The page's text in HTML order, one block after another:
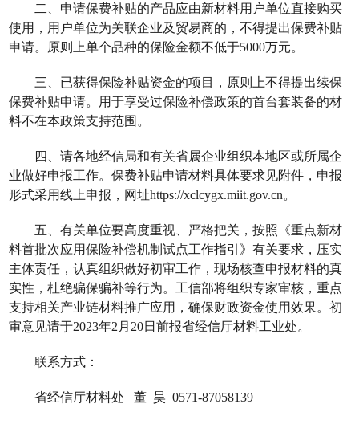
二、申请保费补贴的产品应由新材料用户单位直接购买
使用，用户单位为关联企业及贸易商的，不得提出保费补贴
申请。原则上单个品种的保险金额不低于5000万元。
三、已获得保险补贴资金的项目，原则上不得提出续保
保费补贴申请。用于享受过保险补偿政策的首台套装备的材
料不在本政策支持范围。
四、请各地经信局和有关省属企业组织本地区或所属企
业做好申报工作。保费补贴申请材料具体要求见附件，申报
形式采用线上申报，网址https://xclcygx.miit.gov.cn。
五、有关单位要高度重视、严格把关，按照《重点新材
料首批次应用保险补偿机制试点工作指引》有关要求，压实
主体责任，认真组织做好初审工作，现场核查申报材料的真
实性，杜绝骗保骗补等行为。工信部将组织专家审核，重点
支持相关产业链材料推广应用，确保财政资金使用效果。初
审意见请于2023年2 月 20日前报省经信厅材料工业处。
联系方式：
省经信厅材料处 董 昊 0571-87058139